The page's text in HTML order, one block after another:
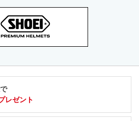
レゼント